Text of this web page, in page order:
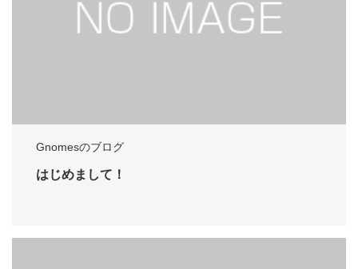
Gnomesのブログ
はじめまして！